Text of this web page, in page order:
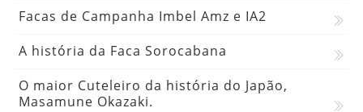
Facas de Campanha Imbel Amz e IA2
A história da Faca Sorocabana
O maior Cuteleiro da história do Japão,
Masamune Okazaki.